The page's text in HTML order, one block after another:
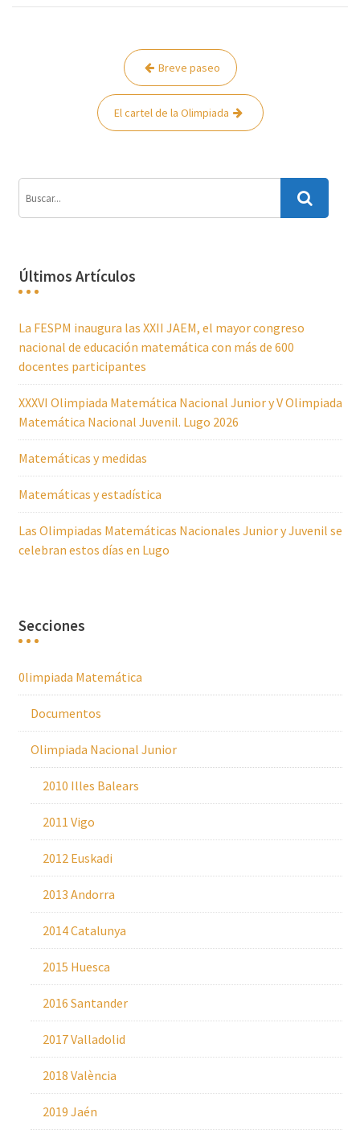
Breve paseo
El cartel de la Olimpiada
Últimos Artículos
La FESPM inaugura las XXII JAEM, el mayor congreso
nacional de educación matemática con más de 600
docentes participantes
XXXVI Olimpiada Matemática Nacional Junior y V Olimpiada
Matemática Nacional Juvenil. Lugo 2026
Matemáticas y medidas
Matemáticas y estadística
Las Olimpiadas Matemáticas Nacionales Junior y Juvenil se
celebran estos días en Lugo
Secciones
0limpiada Matemática
Documentos
Olimpiada Nacional Junior
2010 Illes Balears
2011 Vigo
2012 Euskadi
2013 Andorra
2014 Catalunya
2015 Huesca
2016 Santander
2017 Valladolid
2018 València
2019 Jaén